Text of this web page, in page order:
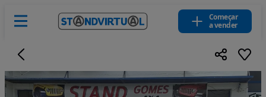
Começar
a vender